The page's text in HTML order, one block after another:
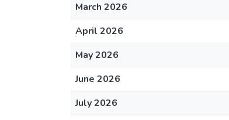
March 2026
April 2026
May 2026
June 2026
July 2026